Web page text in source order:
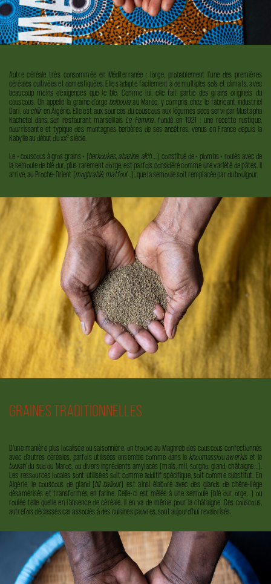
Autre céréale très consommée en Méditerranée : l’orge, probablement l’une des premières
céréales cultivées et domestiquées. Elle s’adapte facilement à de multiples sols et climats, avec
beaucoup moins d’exigences que le blé. Comme lui, elle fait partie des grains originels du
couscous. On appelle la graine d’orge belboulaau Maroc, y compris chez le fabricant industriel
Dari, ouchiiren Algérie. Elle est aux sources du couscous aux légumes secs servi par Mustapha
Kachetel dans son restaurant marseillais Le Femina , fondé en 1921 : une recette rustique,
nourrissante et typique des montagnes berbères de ses ancêtres, venus en France depuis la
Kabylie au début du xxesiècle.
Le « couscous à gros grains » (berkoukes, abazine, aïch …), constitué de « plombs » roulés avec de
la semoule de blé dur, plus rarement d’orge, est parfois considéré comme une variété de pâtes. Il
arrive, au Proche-Orient (moghrabié, matfoul…), que la semoule soit remplacée par du boulgour.
GRAINES TRADITIONNELLES
D’une manière plus localisée ou saisonnière, on trouve au Maghreb des couscous confectionnés
avec d’autres céréales, parfois utilisées ensemble comme dans lekhoumassiouawerkis et le
toulatidu sud du Maroc, ou divers ingrédients amylacés (maïs, mil, sorgho, gland, châtaigne…).
Les ressources locales sont utilisées soit comme additif spécifique, soit comme substitut. En
Algérie, le couscous de gland (bil ballout) est ainsi élaboré avec des glands de chêne-liège
désamérisés et transformés en farine. Celle-ci est mêlée à une semoule (blé dur, orge…) ou
roulée telle quelle en l’absence de céréale. Il en va de même pour la châtaigne. Ces couscous,
autrefois déclassés car associés à des cuisines pauvres, sont aujourd’hui revalorisés.